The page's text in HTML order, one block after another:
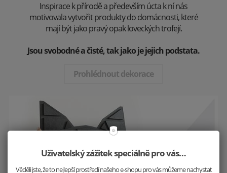
Inspirace k přírodě a především úcta k ní nás
motivovala vytvořit produkty do domácnosti, které
mají být jako pravý opak loveckých trofejí.
Jsou svobodné a čisté, tak jako je jejich podstata.
Prohlédnout dekorace
Uživatelský zážitek speciálně pro vás…
Věděli jste, že to nejlepší prostředí našeho e-shopu pro vás můžeme nachystat